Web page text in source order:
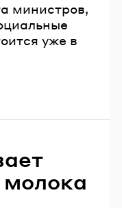
министров,
уже в
молока